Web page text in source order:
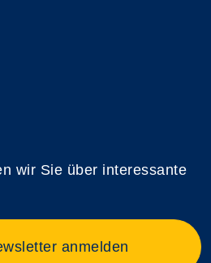
wir Sie über interessante
anmelden